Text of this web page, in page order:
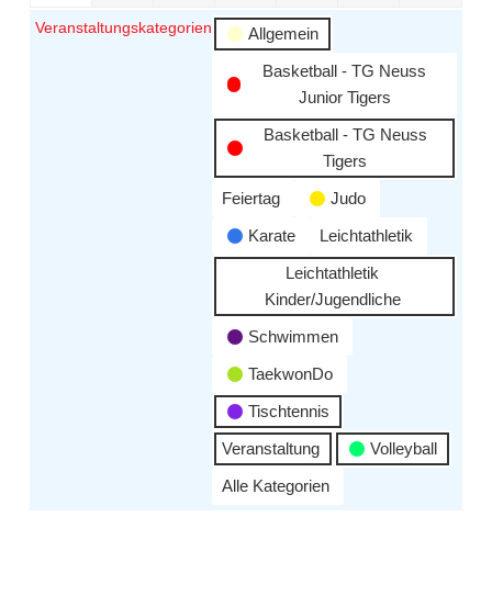
Veranstaltungskategorien
Allgemein
Basketball - TG Neuss
Junior Tigers
Basketball - TG Neuss
Tigers
Feiertag
Judo
Karate
Leichtathletik
Leichtathletik
Kinder/Jugendliche
Schwimmen
TaekwonDo
Tischtennis
Veranstaltung
Volleyball
Alle Kategorien